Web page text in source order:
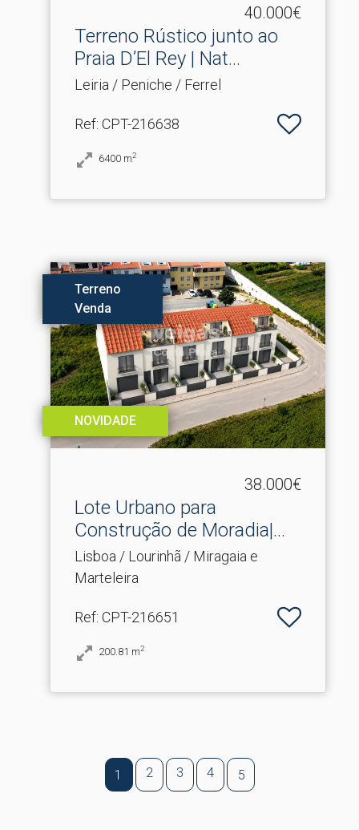
40.000€
Terreno Rústico junto ao
Praia D’El Rey | Nat.​..
Leiria / Peniche / Ferrel
Ref: CPT-216638
6400 m2
Terreno
Venda
NOVIDADE
38.000€
Lote Urbano para
Construção de Moradia|
Mirag.​..
Lisboa / Lourinhã / Miragaia e
Marteleira
Ref: CPT-216651
200.81 m2
1 2 3 4 5